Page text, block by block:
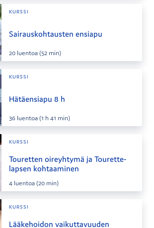
KURSSI
Sairauskohtausten ensiapu
20 luentoa(52 min)
KURSSI
Hätäensiapu 8 h
36 luentoa(1 h 41 min)
KURSSI
Touretten oireyhtymä ja Tourette-
lapsen kohtaaminen
4 luentoa(20 min)
KURSSI
Lääkehoidon vaikuttavuuden